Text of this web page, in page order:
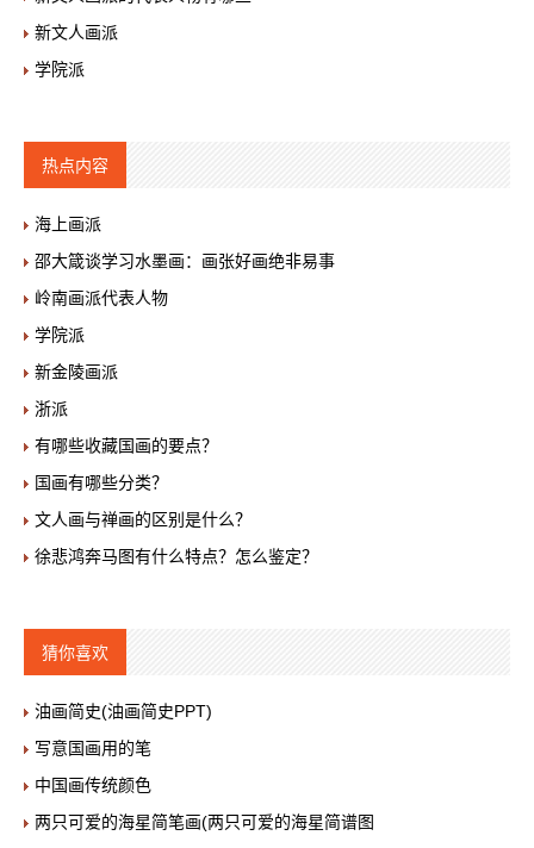
新文人画派
学院派
热点内容
海上画派
邵大箴谈学习水墨画：画张好画绝非易事
岭南画派代表人物
学院派
新金陵画派
浙派
有哪些收藏国画的要点？
国画有哪些分类？
文人画与禅画的区别是什么？
徐悲鸿奔马图有什么特点？怎么鉴定？
猜你喜欢
油画简史(油画简史PPT)
写意国画用的笔
中国画传统颜色
两只可爱的海星简笔画(两只可爱的海星简谱图